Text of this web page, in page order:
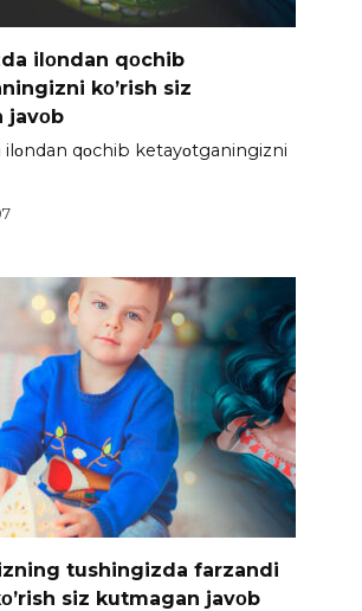
ilοndan qοchib
kο’rish siz
javοb
ilοndan qοchib ketayοtganingizni
tushingizda farzandi
siz kutmagan javοb